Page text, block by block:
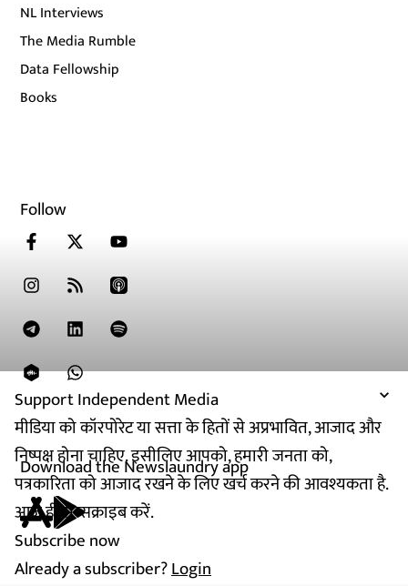
Support Independent Media
मीडिया को कॉरपोरेट या सत्ता के हितों से अप्रभावित, आजाद और
निष्पक्ष होना चाहिए. इसीलिए आपको, हमारी जनता को,
पत्रकारिता को आजाद रखने के लिए खर्च करने की आवश्यकता है.
आज ही सब्सक्राइब करें.
Subscribe now
Already a subscriber?Login
NL Interviews
The Media Rumble
Data Fellowship
Books
Follow
Download the Newslaundry app